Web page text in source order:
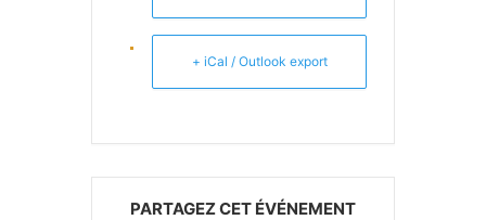
+ iCal / Outlook export
PARTAGEZ CET ÉVÉNEMENT